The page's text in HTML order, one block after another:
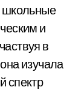
школьные
и
в
изучала
спектр